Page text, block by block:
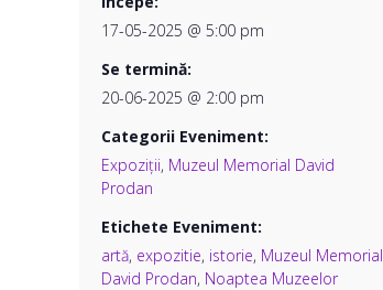
17-05-2025 @ 5:00 pm
Se termină:
20-06-2025 @ 2:00 pm
Categorii Eveniment:
Expoziții, Muzeul Memorial David
Prodan
Etichete Eveniment:
artă, expozitie, istorie, Muzeul Memorial
David Prodan, Noaptea Muzeelor